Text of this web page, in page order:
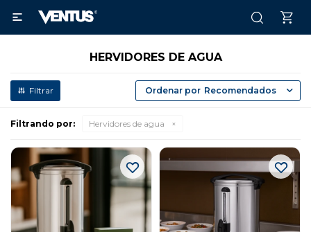

HERVIDORES DE AGUA
Recomendados
Filtrando por: Hervidores de agua